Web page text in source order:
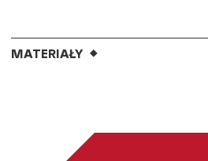
MATERIAŁY